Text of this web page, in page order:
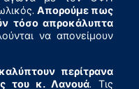
Απορούμε πως
τόσο απροκάλυπτα
να απονείμουν
περίτρανα
του κ. Λανουά. Τις